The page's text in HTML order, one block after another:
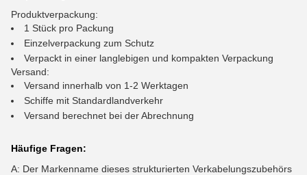
Produktverpackung:
1 Stück pro Packung
Einzelverpackung zum Schutz
Verpackt in einer langlebigen und kompakten Verpackung
Versand:
Versand innerhalb von 1-2 Werktagen
Schiffe mit Standardlandverkehr
Versand berechnet bei der Abrechnung
Häufige Fragen:
A: Der Markenname dieses strukturierten Verkabelungszubehörs